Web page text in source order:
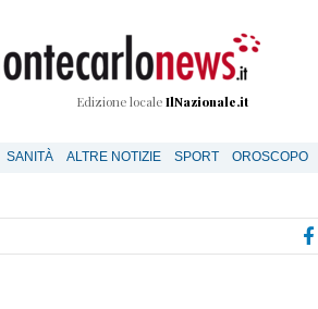
Edizione locale IlNazionale.it
SANITÀ ALTRE NOTIZIE SPORT OROSCOPO